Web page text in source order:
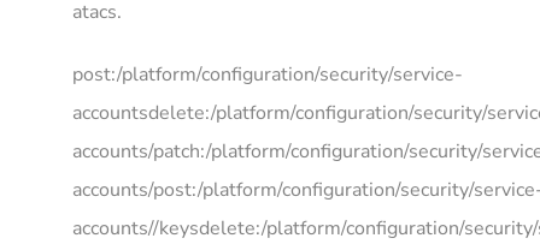
atacs.
post:/platform/configuration/security/service-
accountsdelete:/platform/configuration/security/
accounts/patch:/platform/configuration/security/
accounts/post:/platform/configuration/security/
accounts//keysdelete:/platform/configuration/